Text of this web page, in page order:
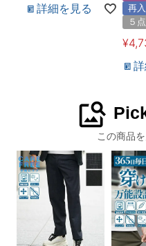
詳細を見る
再
５
¥
image_search
この商品